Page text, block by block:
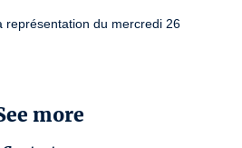
représentation du mercredi 26
more